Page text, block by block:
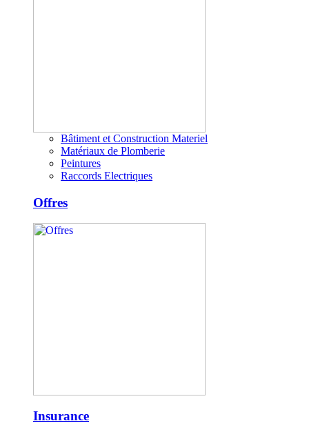
Bâtiment et Construction Materiel
Matériaux de Plomberie
Peintures
Raccords Electriques
Offres
Insurance